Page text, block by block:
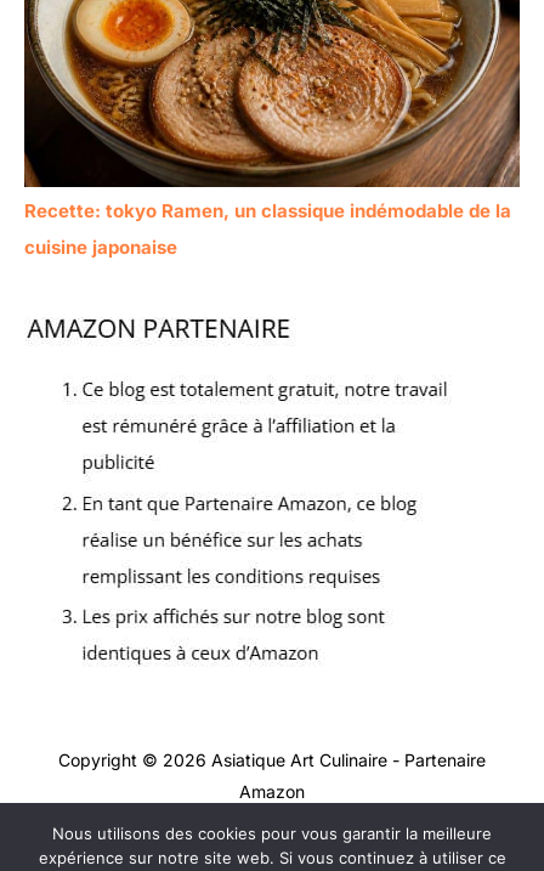
Recette: tokyo Ramen, un classique indémodable de la
cuisine japonaise
Copyright © 2026 Asiatique Art Culinaire - Partenaire
Amazon
Contact
Nous utilisons des cookies pour vous garantir la meilleure
expérience sur notre site web. Si vous continuez à utiliser ce